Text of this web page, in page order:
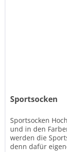
Sportsocken
Sportsocken
und in den
werden die
denn dafür